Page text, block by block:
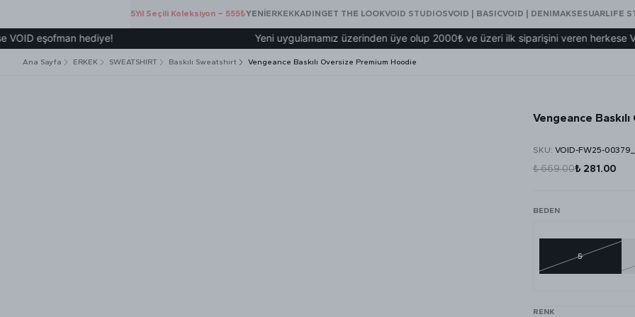
5.Yıl Seçili Koleksiyon – 555₺YENİERKEKKADINGET THE LOOKVOID STUDIOSVOID | BASICVOID | DENIMAKSESUARLIFE
hediye! Yeni uygulamamız üzerinden üye olup 2000₺ ve üzeri ilk siparişini veren herkese VOID
Ana Sayfa ERKEK SWEATSHIRT Baskılı Sweatshirt Vengeance Baskılı Oversize Premium Hoodie
Vengeance
SKU: VOID-FW25-
₺ 669.00₺ 281.00
BEDEN
S
RENK